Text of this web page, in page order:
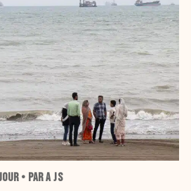
• PAR A JS